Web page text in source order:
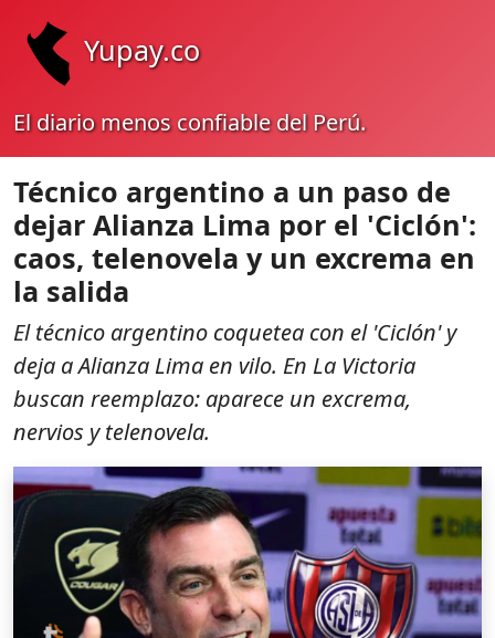
Yupay.co
El diario menos confiable del Perú.
Técnico argentino a un paso de
dejar Alianza Lima por el 'Ciclón':
caos, telenovela y un excrema en
la salida
El técnico argentino coquetea con el 'Ciclón' y
deja a Alianza Lima en vilo. En La Victoria
buscan reemplazo: aparece un excrema,
nervios y telenovela.